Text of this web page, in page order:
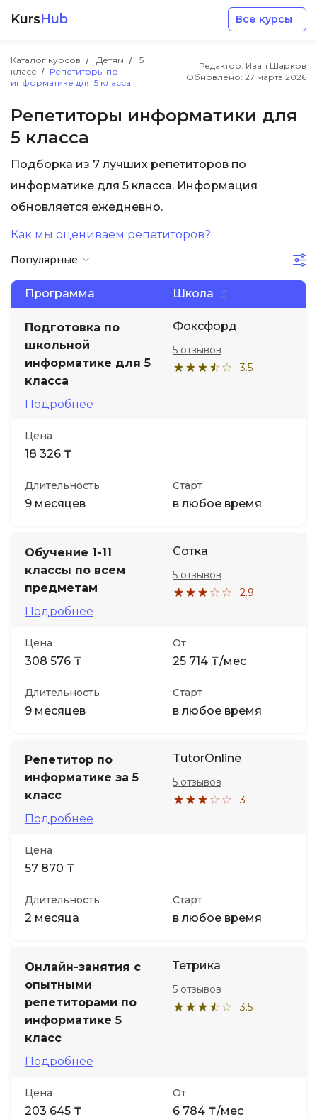
KursHub Все курсы
Каталог курсов Детям
5
класс
Репетиторы по
информатике для 5 класса
Редактор: Иван Шарков
Обновлено: 27 марта 2026
Репетиторы информатики для
5 класса
Подборка из 7 лучших репетиторов по
информатике для 5 класса. Информация
обновляется ежедневно.
Как мы оцениваем репетиторов?
Популярные
Программа Школа
Подготовка по
школьной
информатике для 5
класса
Подробнее
Фоксфорд
3.5
5 отзывов
Цена
18 326 ₸
Длительность
9 месяцев
Старт
в любое время
Обучение 1-11
классы по всем
предметам
Подробнее
Сотка
2.9
5 отзывов
Цена
308 576 ₸
От
25 714 ₸/мес
Длительность
9 месяцев
Старт
в любое время
Репетитор по
информатике за 5
класс
Подробнее
TutorOnline
3
5 отзывов
Цена
57 870 ₸
Длительность
2 месяца
Старт
в любое время
Онлайн-занятия с
опытными
репетиторами по
информатике 5
класс
Подробнее
Тетрика
3.5
5 отзывов
Цена
203 645 ₸
От
6 784 ₸/мес
Маркетинг
Дизайн
Менеджмент
Иностранные языки
ДПО
Акции и промокоды